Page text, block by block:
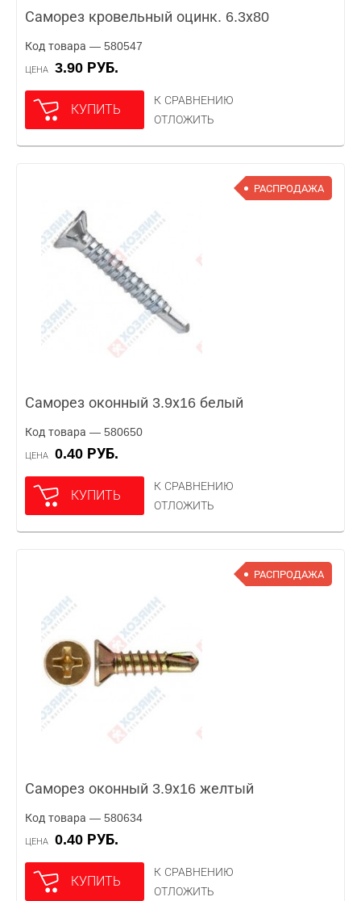
Саморез кровельный оцинк. 6.3х80
Код товара — 580547
ЦЕНА 3.90 РУБ.
КУПИТЬ
К СРАВНЕНИЮ
ОТЛОЖИТЬ
РАСПРОДАЖА
Саморез оконный 3.9х16 белый
Код товара — 580650
ЦЕНА 0.40 РУБ.
КУПИТЬ
К СРАВНЕНИЮ
ОТЛОЖИТЬ
РАСПРОДАЖА
Саморез оконный 3.9х16 желтый
Код товара — 580634
ЦЕНА 0.40 РУБ.
КУПИТЬ
К СРАВНЕНИЮ
ОТЛОЖИТЬ